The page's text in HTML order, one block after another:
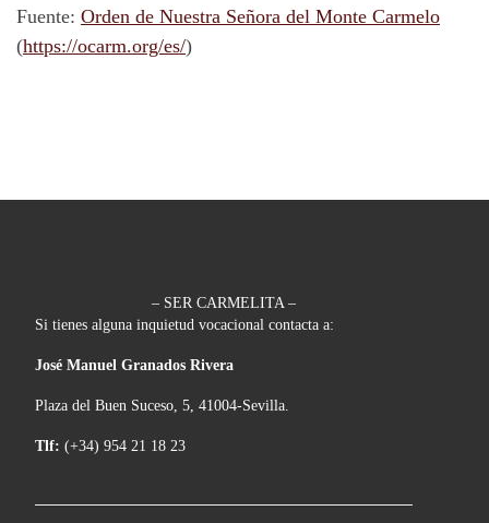
Fuente: Orden de Nuestra Señora del Monte Carmelo
(https://ocarm.org/es/)
– SER CARMELITA –
Si tienes alguna inquietud vocacional contacta a:
José Manuel Granados Rivera
Plaza del Buen Suceso, 5, 41004-Sevilla.
Tlf: (+34) 954 21 18 23